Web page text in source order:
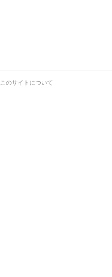
このサイトについて